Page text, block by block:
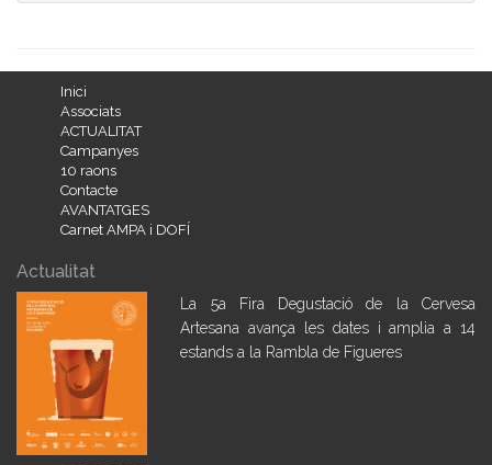
Inici
Associats
ACTUALITAT
Campanyes
10 raons
Contacte
AVANTATGES
Carnet AMPA i DOFÍ
Actualitat
La 5a Fira Degustació de la Cervesa
Artesana avança les dates i amplia a 14
estands a la Rambla de Figueres